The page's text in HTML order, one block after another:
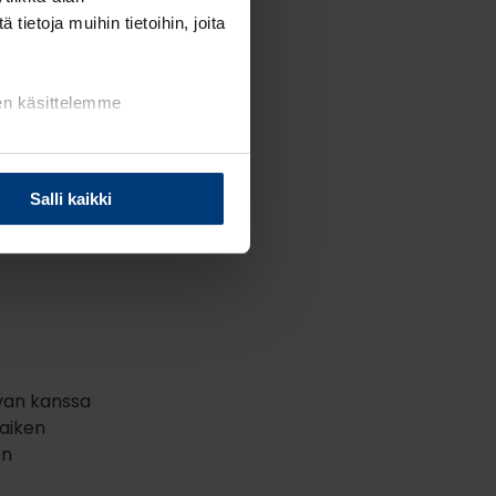
tietoja muihin tietoihin, joita
käsittelemme
Salli kaikki
tuo
ja
kanssa